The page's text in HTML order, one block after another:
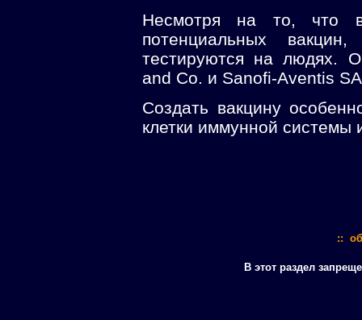
Несмотря на то, что в
потенциальных
тестируются на людях.
and Co. и Sanofi-Aventis
Создать вакцину
клетки иммунной системы
::
В этот раздел